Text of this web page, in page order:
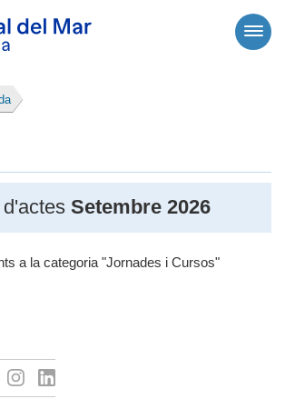
Setembre 2026
a la categoria "Jornades i Cursos"